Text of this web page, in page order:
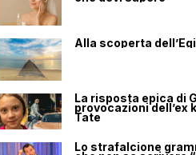
Alla scoperta
La risposta epica di
provocazioni dell’ex
Tate
Lo strafalcione